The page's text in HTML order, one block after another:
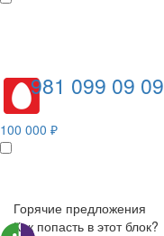
981 099 09 09
100 000 ₽
Горячие предложения
Как попасть в этот блок?